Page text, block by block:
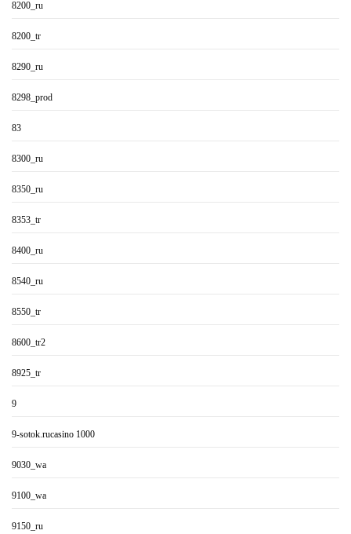
8200_ru
8200_tr
8290_ru
8298_prod
83
8300_ru
8350_ru
8353_tr
8400_ru
8540_ru
8550_tr
8600_tr2
8925_tr
9
9-sotok.rucasino 1000
9030_wa
9100_wa
9150_ru